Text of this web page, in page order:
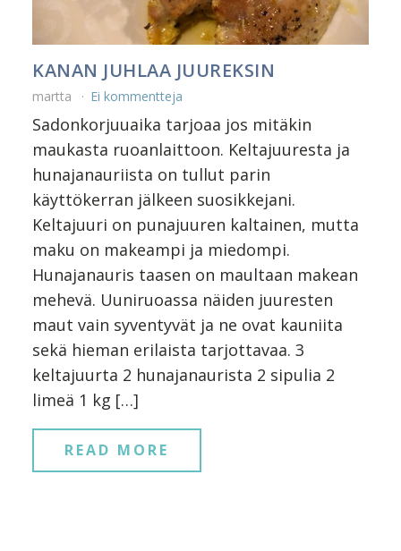
KANAN JUHLAA JUUREKSIN
martta Ei kommentteja
Sadonkorjuuaika tarjoaa jos mitäkin
maukasta ruoanlaittoon. Keltajuuresta ja
hunajanauriista on tullut parin
käyttökerran jälkeen suosikkejani.
Keltajuuri on punajuuren kaltainen, mutta
maku on makeampi ja miedompi.
Hunajanauris taasen on maultaan makean
mehevä. Uuniruoassa näiden juuresten
maut vain syventyvät ja ne ovat kauniita
sekä hieman erilaista tarjottavaa. 3
keltajuurta 2 hunajanaurista 2 sipulia 2
limeä 1 kg […]
READ MORE